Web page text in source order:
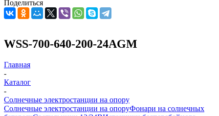
Поделиться
WSS-700-640-200-24AGM
Главная
-
Каталог
-
Солнечные электростанции на опору
Солнечные электростанции на опоруФонари на солнечных